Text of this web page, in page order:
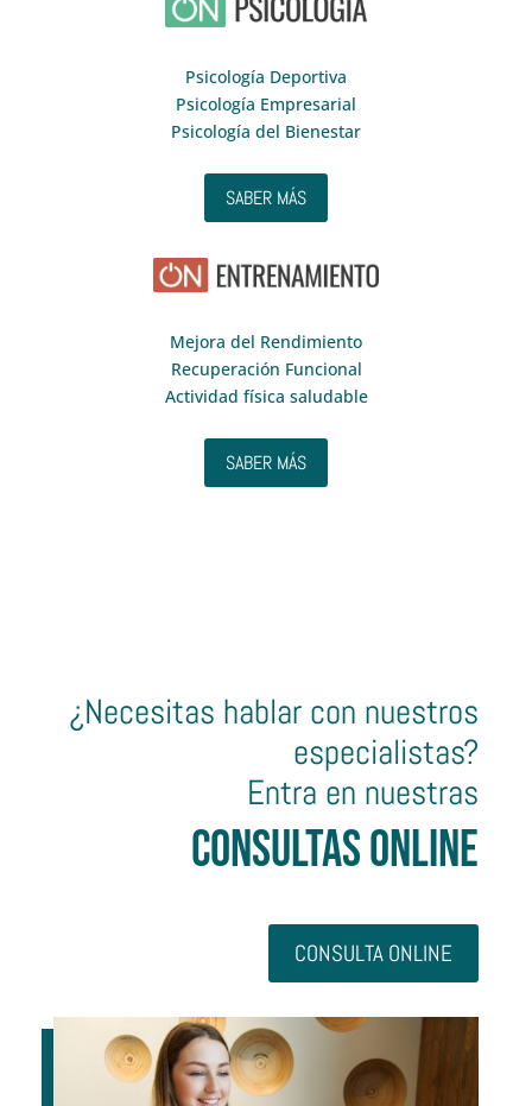
Psicología Deportiva
Psicología Empresarial
Psicología del Bienestar
SABER MÁS
Mejora del Rendimiento
Recuperación Funcional
Actividad física saludable
SABER MÁS
¿Necesitas hablar con nuestros
especialistas?
Entra en nuestras
Consultas Online
CONSULTA ONLINE